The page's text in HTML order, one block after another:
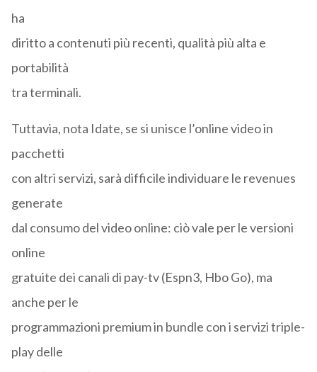
ha
diritto a contenuti più recenti, qualità più alta e
portabilità
tra terminali.
Tuttavia, nota Idate, se si unisce l’online video in
pacchetti
con altri servizi, sarà difficile individuare le revenues
generate
dal consumo del video online: ciò vale per le versioni
online
gratuite dei canali di pay-tv (Espn3, Hbo Go), ma
anche per le
programmazioni premium in bundle con i servizi triple-
play delle